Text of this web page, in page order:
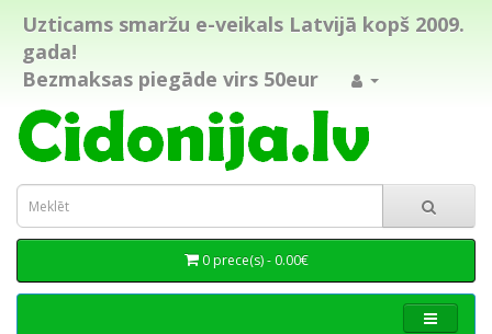
Uzticams smaržu e-veikals Latvijā kopš 2009.
gada!
Bezmaksas piegāde virs 50eur
0 prece(s) - 0.00€